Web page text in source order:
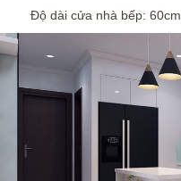
Độ dài cửa nhà bếp: 60cm